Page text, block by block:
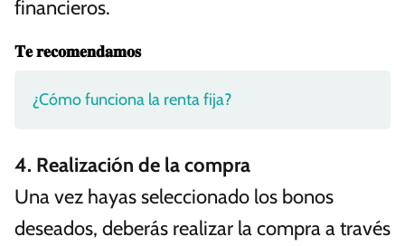
financieros.
𝐓𝐞 𝐫𝐞𝐜𝐨𝐦𝐞𝐧𝐝𝐚𝐦𝐨𝐬
¿Cómo funciona la renta fija?
4. Realización de la compra
Una vez hayas seleccionado los bonos
deseados, deberás realizar la compra a través